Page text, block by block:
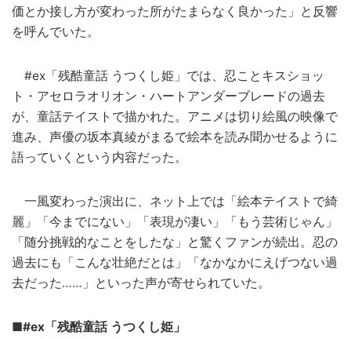
価とか接し方が変わった所がたまらなく良かった」と反響
を呼んでいた。
#ex「残酷童話 うつくし姫」では、忍ことキスショッ
ト・アセロラオリオン・ハートアンダーブレードの過去
が、童話テイストで描かれた。アニメは切り絵風の映像で
進み、声優の坂本真綾がまるで絵本を読み聞かせるように
語っていくという内容だった。
一風変わった演出に、ネット上では「絵本テイストで綺
麗」「今までにない」「表現が凄い」「もう芸術じゃん」
「随分挑戦的なことをしたな」と驚くファンが続出。忍の
過去にも「こんな壮絶だとは」「なかなかにえげつない過
去だった……」といった声が寄せられていた。
■#ex「残酷童話 うつくし姫」